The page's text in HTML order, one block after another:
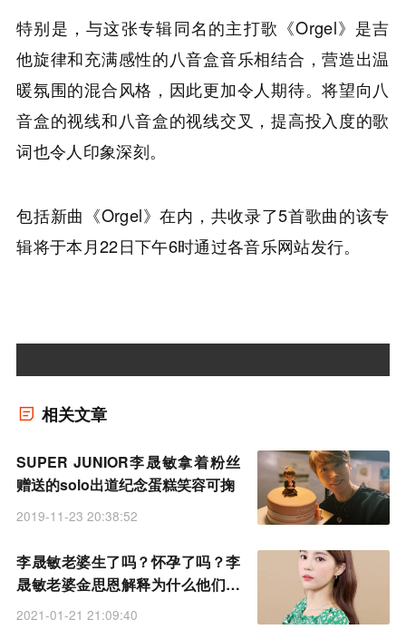
特别是，与这张专辑同名的主打歌《Orgel》是吉
他旋律和充满感性的八音盒音乐相结合，营造出温
暖氛围的混合风格，因此更加令人期待。将望向八
音盒的视线和八音盒的视线交叉，提高投入度的歌
词也令人印象深刻。
包括新曲《Orgel》在内，共收录了5首歌曲的该专
辑将于本月22日下午6时通过各音乐网站发行。
相关文章
SUPER JUNIOR李晟敏拿着粉丝
赠送的solo出道纪念蛋糕笑容可掬
2019-11-23 20:38:52
李晟敏老婆生了吗？怀孕了吗？李
晟敏老婆金思恩解释为什么他们没
有孩子
2021-01-21 21:09:40